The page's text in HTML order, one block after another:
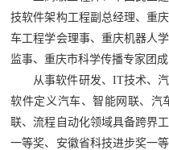
技软件架构工程副总经理、 重
车工程学会理事、重庆机器人
监事、重庆市科学传播专家团
从事软件研发、IT技术、
软件定义汽车、智能网联、 汽
联、流程自动化领域具备跨界
一等奖、安徽省科技进步奖一